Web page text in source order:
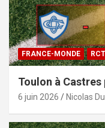
FRANCE-MONDE RCT
Toulon à
6 juin 2026 Nicolas